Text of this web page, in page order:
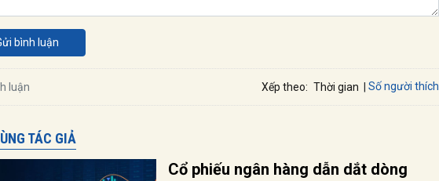
bình luận
luận Xếp theo: Thời gian Số người thích
TÁC GIẢ
Cổ phiếu ngân hàng dẫn dắt dòng